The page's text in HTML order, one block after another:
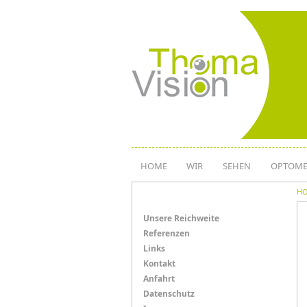
HOME WIR SEHEN
Menü
Links
Unsere Reichweite
Referenzen
Links
Kontakt
Anfahrt
Datenschutz